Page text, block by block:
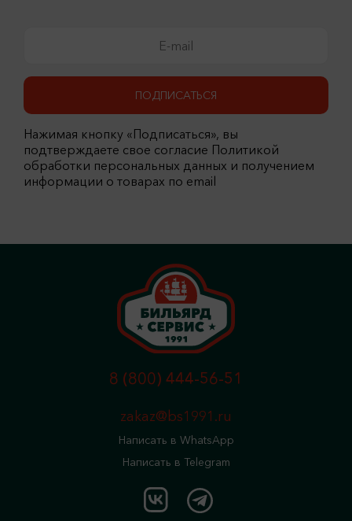
ПОДПИСАТЬСЯ
Нажимая кнопку «Подписаться», вы
подтверждаете свое согласие Политикой
обработки персональных данных и получением
информации о товарах по email
8 (800) 444-56-51
zakaz@bs1991.ru
Написать в WhatsApp
Написать в Telegram